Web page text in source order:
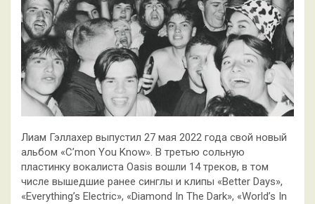
Лиам Гэллахер выпустил 27 мая 2022 года свой новый
альбом «C’mon You Know». В третью сольную
пластинку вокалиста Oasis вошли 14 треков, в том
числе вышедшие ранее синглы и клипы «Better Days»,
«Everything’s Electric», «Diamond In The Dark», «World’s In